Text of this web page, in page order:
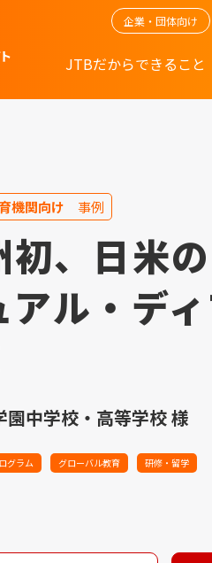
企業・団体向け
JTBだからできること
機関向け 事例
初、日米
アル・デ
園中学校・高等学校 様
グラム グローバル教育 研修・留学